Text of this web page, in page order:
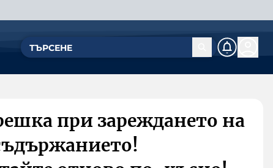
при зареждането на